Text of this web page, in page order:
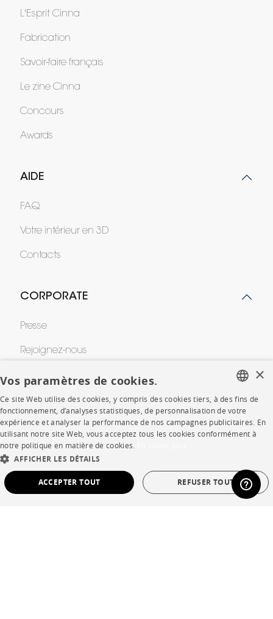
L'Esprit Cinna
Fabrication
Savoir-faire français
Le zine Cinna
Concours
Awards
AIDE
FAQ
Votre intérieur en 3D
Contacts
CORPORATE
Presse
Rejoignez-nous
Devenir concessionnaire
Contract
SHOP
Points de vente
Garanties et SAV
FRENCH
ENGLISH
SPANISH
×
Vos paramètres de cookies.
Ce site Web utilise des cookies, y compris des cookies tiers, à des fins de
fonctionnement, d’analyses statistiques, de personnalisation de votre
expérience et analyser la performance de nos campagnes publicitaires. En
utilisant notre site Web, vous acceptez tous les cookies conformément à
notre politique en matière de cookies.
AFFICHER LES DÉTAILS
ACCEPTER TOUT REFUSER TOUT